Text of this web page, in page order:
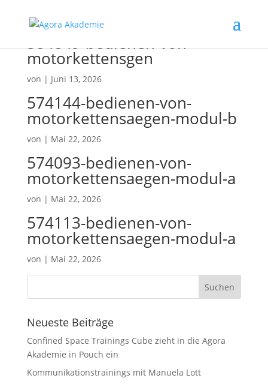
584849-bedienen-von-
motorkettensgen
von | Juni 13, 2026
574144-bedienen-von-
motorkettensaegen-modul-b
von | Mai 22, 2026
574093-bedienen-von-
motorkettensaegen-modul-a
von | Mai 22, 2026
574113-bedienen-von-
motorkettensaegen-modul-a
von | Mai 22, 2026
Neueste Beiträge
Confined Space Trainings Cube zieht in die Agora
Akademie in Pouch ein
Kommunikationstrainings mit Manuela Lott